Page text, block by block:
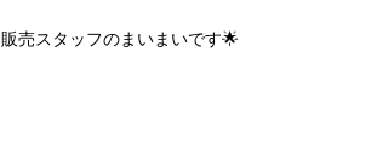
販売スタッフのまいまいです🌟